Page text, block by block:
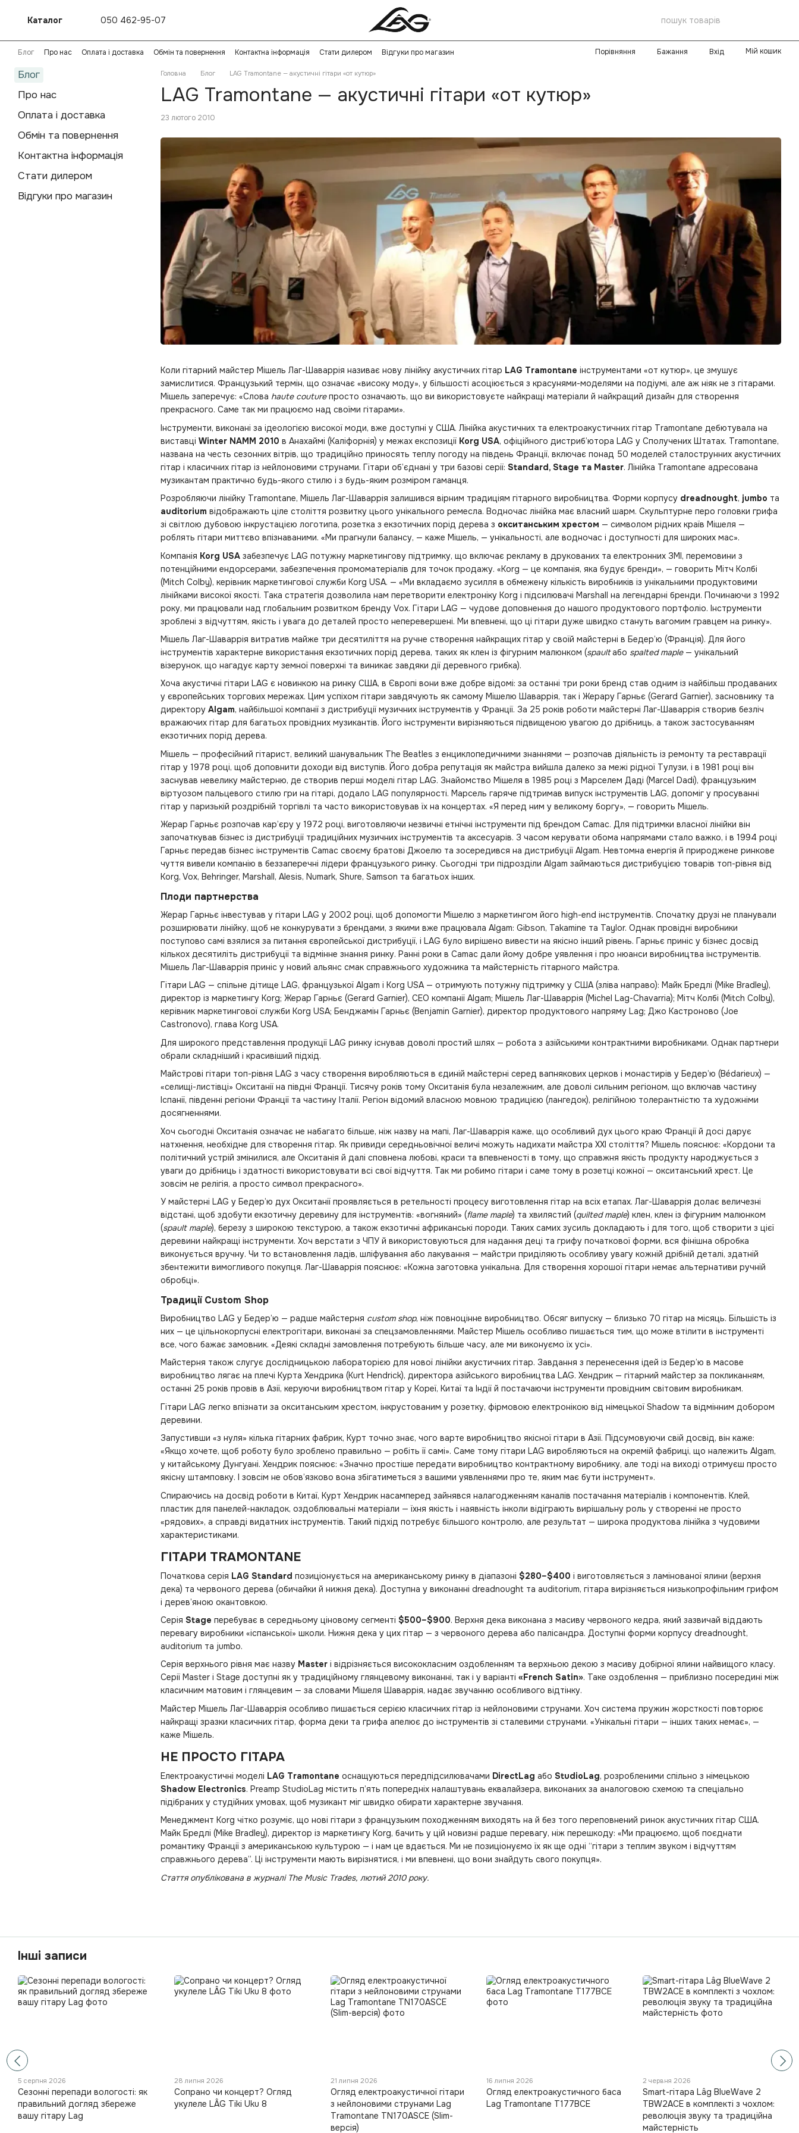
Каталог
050 462-95-07
Блог Про нас Оплата і доставка Обмін та повернення Контактна інформація Стати дилером Відгуки про магазин Порівняння Бажання Вхід Мій кошик
Головна Блог LAG Tramontane — акустичні гітари «от кутюр»
LAG Tramontane — акустичні гітари «от кутюр»
23 лютого 2010
Коли гітарний майстер Мішель Лаг-Шаваррія називає нову лінійку акустичних гітар LAG Tramontane інструментами «от кутюр», це змушує
замислитися. Французький термін, що означає «високу моду», у більшості асоціюється з красунями-моделями на подіумі, але аж ніяк не з гітарами.
Мішель заперечує: «Слова haute coutureпросто означають, що ви використовуєте найкращі матеріали й найкращий дизайн для створення
прекрасного. Саме так ми працюємо над своїми гітарами».
Інструменти, виконані за ідеологією високої моди, вже доступні у США. Лінійка акустичних та електроакустичних гітар Tramontane дебютувала на
виставці Winter NAMM 2010 в Анахаймі (Каліфорнія) у межах експозиції Korg USA, офіційного дистриб’ютора LAG у Сполучених Штатах. Tramontane,
названа на честь сезонних вітрів, що традиційно приносять теплу погоду на південь Франції, включає понад 50 моделей сталострунних акустичних
гітар і класичних гітар із нейлоновими струнами. Гітари об’єднані у три базові серії: Standard, Stage та Master. Лінійка Tramontane адресована
музикантам практично будь-якого стилю і з будь-яким розміром гаманця.
Розробляючи лінійку Tramontane, Мішель Лаг-Шаваррія залишився вірним традиціям гітарного виробництва. Форми корпусу dreadnought, jumbo та
auditorium відображають ціле століття розвитку цього унікального ремесла. Водночас лінійка має власний шарм. Скульптурне перо головки грифа
зі світлою дубовою інкрустацією логотипа, розетка з екзотичних порід дерева з окситанським хрестом — символом рідних країв Мішеля —
роблять гітари миттєво впізнаваними. «Ми прагнули балансу, — каже Мішель, — унікальності, але водночас і доступності для широких мас».
Компанія Korg USA забезпечує LAG потужну маркетингову підтримку, що включає рекламу в друкованих та електронних ЗМІ, перемовини з
потенційними ендорсерами, забезпечення промоматеріалів для точок продажу. «Korg — це компанія, яка будує бренди», — говорить Мітч Колбі
(Mitch Colby), керівник маркетингової служби Korg USA. — «Ми вкладаємо зусилля в обмежену кількість виробників із унікальними продуктовими
лінійками високої якості. Така стратегія дозволила нам перетворити електроніку Korg і підсилювачі Marshall на легендарні бренди. Починаючи з 1992
року, ми працювали над глобальним розвитком бренду Vox. Гітари LAG — чудове доповнення до нашого продуктового портфоліо. Інструменти
зроблені з відчуттям, якість і увага до деталей просто неперевершені. Ми впевнені, що ці гітари дуже швидко стануть вагомим гравцем на ринку».
Мішель Лаг-Шаваррія витратив майже три десятиліття на ручне створення найкращих гітар у своїй майстерні в Бедер’ю (Франція). Для його
інструментів характерне використання екзотичних порід дерева, таких як клен із фігурним малюнком (spaultабо spalted maple— унікальний
візерунок, що нагадує карту земної поверхні та виникає завдяки дії деревного грибка).
Хоча акустичні гітари LAG є новинкою на ринку США, в Європі вони вже добре відомі: за останні три роки бренд став одним із найбільш продаваних
у європейських торгових мережах. Цим успіхом гітари завдячують як самому Мішелю Шаваррія, так і Жерару Гарньє (Gerard Garnier), засновнику та
директору Algam, найбільшої компанії з дистрибуції музичних інструментів у Франції. За 25 років роботи майстерні Лаг-Шаваррія створив безліч
вражаючих гітар для багатьох провідних музикантів. Його інструменти вирізняються підвищеною увагою до дрібниць, а також застосуванням
екзотичних порід дерева.
Мішель — професійний гітарист, великий шанувальник The Beatles з енциклопедичними знаннями — розпочав діяльність із ремонту та реставрації
гітар у 1978 році, щоб доповнити доходи від виступів. Його добра репутація як майстра вийшла далеко за межі рідної Тулузи, і в 1981 році він
заснував невелику майстерню, де створив перші моделі гітар LAG. Знайомство Мішеля в 1985 році з Марселем Даді (Marcel Dadi), французьким
віртуозом пальцевого стилю гри на гітарі, додало LAG популярності. Марсель гаряче підтримав випуск інструментів LAG, допоміг у просуванні
гітар у паризькій роздрібній торгівлі та часто використовував їх на концертах. «Я перед ним у великому боргу», — говорить Мішель.
Жерар Гарньє розпочав кар’єру у 1972 році, виготовляючи незвичні етнічні інструменти під брендом Camac. Для підтримки власної лінійки він
започаткував бізнес із дистрибуції традиційних музичних інструментів та аксесуарів. З часом керувати обома напрямами стало важко, і в 1994 році
Гарньє передав бізнес інструментів Camac своєму братові Джоелю та зосередився на дистрибуції Algam. Невтомна енергія й природжене ринкове
чуття вивели компанію в беззаперечні лідери французького ринку. Сьогодні три підрозділи Algam займаються дистрибуцією товарів топ-рівня від
Korg, Vox, Behringer, Marshall, Alesis, Numark, Shure, Samson та багатьох інших.
Плоди партнерства
Жерар Гарньє інвестував у гітари LAG у 2002 році, щоб допомогти Мішелю з маркетингом його high-end інструментів. Спочатку друзі не планували
розширювати лінійку, щоб не конкурувати з брендами, з якими вже працювала Algam: Gibson, Takamine та Taylor. Однак провідні виробники
поступово самі взялися за питання європейської дистрибуції, і LAG було вирішено вивести на якісно інший рівень. Гарньє приніс у бізнес досвід
кількох десятиліть дистрибуції та відмінне знання ринку. Ранні роки в Camac дали йому добре уявлення і про нюанси виробництва інструментів.
Мішель Лаг-Шаваррія приніс у новий альянс смак справжнього художника та майстерність гітарного майстра.
Гітари LAG — спільне дітище LAG, французької Algam і Korg USA — отримують потужну підтримку у США (зліва направо): Майк Бредлі (Mike Bradley),
директор із маркетингу Korg; Жерар Гарньє (Gerard Garnier), CEO компанії Algam; Мішель Лаг-Шаваррія (Michel Lag-Chavarria); Мітч Колбі (Mitch Colby),
керівник маркетингової служби Korg USA; Бенджамін Гарньє (Benjamin Garnier), директор продуктового напряму Lag; Джо Кастроново (Joe
Castronovo), глава Korg USA.
Для широкого представлення продукції LAG ринку існував доволі простий шлях — робота з азійськими контрактними виробниками. Однак партнери
обрали складніший і красивіший підхід.
Майстрові гітари топ-рівня LAG з часу створення виробляються в єдиній майстерні серед вапнякових церков і монастирів у Бедер’ю (Bédarieux) —
«селищі-листівці» Окситанії на півдні Франції. Тисячу років тому Окситанія була незалежним, але доволі сильним регіоном, що включав частину
Іспанії, південні регіони Франції та частину Італії. Регіон відомий власною мовною традицією (лангедок), релігійною толерантністю та художніми
досягненнями.
Хоч сьогодні Окситанія означає не набагато більше, ніж назву на мапі, Лаг-Шаваррія каже, що особливий дух цього краю Франції й досі дарує
натхнення, необхідне для створення гітар. Як привиди середньовічної величі можуть надихати майстра XXI століття? Мішель пояснює: «Кордони та
політичний устрій змінилися, але Окситанія й далі сповнена любові, краси та впевненості в тому, що справжня якість продукту народжується з
уваги до дрібниць і здатності використовувати всі свої відчуття. Так ми робимо гітари і саме тому в розетці кожної — окситанський хрест. Це
зовсім не релігія, а просто символ прекрасного».
У майстерні LAG у Бедер’ю дух Окситанії проявляється в ретельності процесу виготовлення гітар на всіх етапах. Лаг-Шаваррія долає величезні
відстані, щоб здобути екзотичну деревину для інструментів: «вогняний» (flame maple) та хвилястий (quilted maple) клен, клен із фігурним малюнком
(spault maple), березу з широкою текстурою, а також екзотичні африканські породи. Таких самих зусиль докладають і для того, щоб створити з цієї
деревини найкращі інструменти. Хоч верстати з ЧПУ й використовуються для надання деці та грифу початкової форми, вся фінішна обробка
виконується вручну. Чи то встановлення ладів, шліфування або лакування — майстри приділяють особливу увагу кожній дрібній деталі, здатній
збентежити вимогливого покупця. Лаг-Шаваррія пояснює: «Кожна заготовка унікальна. Для створення хорошої гітари немає альтернативи ручній
обробці».
Традиції Custom Shop
Виробництво LAG у Бедер’ю — радше майстерня custom shop, ніж повноцінне виробництво. Обсяг випуску — близько 70 гітар на місяць. Більшість із
них — це цільнокорпусні електрогітари, виконані за спецзамовленнями. Майстер Мішель особливо пишається тим, що може втілити в інструменті
все, чого бажає замовник. «Деякі складні замовлення потребують більше часу, але ми виконуємо їх усі».
Майстерня також слугує дослідницькою лабораторією для нової лінійки акустичних гітар. Завдання з перенесення ідей із Бедер’ю в масове
виробництво лягає на плечі Курта Хендрика (Kurt Hendrick), директора азійського виробництва LAG. Хендрик — гітарний майстер за покликанням,
останні 25 років провів в Азії, керуючи виробництвом гітар у Кореї, Китаї та Індії й постачаючи інструменти провідним світовим виробникам.
Гітари LAG легко впізнати за окситанським хрестом, інкрустованим у розетку, фірмовою електронікою від німецької Shadow та відмінним добором
деревини.
Запустивши «з нуля» кілька гітарних фабрик, Курт точно знає, чого варте виробництво якісної гітари в Азії. Підсумовуючи свій досвід, він каже:
«Якщо хочете, щоб роботу було зроблено правильно — робіть її самі». Саме тому гітари LAG виробляються на окремій фабриці, що належить Algam,
у китайському Дунгуані. Хендрик пояснює: «Значно простіше передати виробництво контрактному виробнику, але тоді на виході отримуєш просто
якісну штамповку. І зовсім не обов’язково вона збігатиметься з вашими уявленнями про те, яким має бути інструмент».
Спираючись на досвід роботи в Китаї, Курт Хендрик насамперед зайнявся налагодженням каналів постачання матеріалів і компонентів. Клей,
пластик для панелей-накладок, оздоблювальні матеріали — їхня якість і наявність інколи відіграють вирішальну роль у створенні не просто
«рядових», а справді видатних інструментів. Такий підхід потребує більшого контролю, але результат — широка продуктова лінійка з чудовими
характеристиками.
ГІТАРИ TRAMONTANE
Початкова серія LAG Standard позиціонується на американському ринку в діапазоні $280–$400 і виготовляється з ламінованої ялини (верхня
дека) та червоного дерева (обичайки й нижня дека). Доступна у виконанні dreadnought та auditorium, гітара вирізняється низькопрофільним грифом
і дерев’яною окантовкою.
Серія Stage перебуває в середньому ціновому сегменті $500–$900. Верхня дека виконана з масиву червоного кедра, який зазвичай віддають
перевагу виробники «іспанської» школи. Нижня дека у цих гітар — з червоного дерева або палісандра. Доступні форми корпусу dreadnought,
auditorium та jumbo.
Серія верхнього рівня має назву Master і відрізняється висококласним оздобленням та верхньою декою з масиву добірної ялини найвищого класу.
Серії Master і Stage доступні як у традиційному глянцевому виконанні, так і у варіанті «French Satin». Таке оздоблення — приблизно посередині між
класичним матовим і глянцевим — за словами Мішеля Шаваррія, надає звучанню особливого відтінку.
Майстер Мішель Лаг-Шаваррія особливо пишається серією класичних гітар із нейлоновими струнами. Хоч система пружин жорсткості повторює
найкращі зразки класичних гітар, форма деки та грифа апелює до інструментів зі сталевими струнами. «Унікальні гітари — інших таких немає», —
каже Мішель.
НЕ ПРОСТО ГІТАРА
Електроакустичні моделі LAG Tramontane оснащуються передпідсилювачами DirectLag або StudioLag, розробленими спільно з німецькою
Shadow Electronics. Preamp StudioLag містить п’ять попередніх налаштувань еквалайзера, виконаних за аналоговою схемою та спеціально
підібраних у студійних умовах, щоб музикант міг швидко обирати характерне звучання.
Менеджмент Korg чітко розуміє, що нові гітари з французьким походженням виходять на й без того переповнений ринок акустичних гітар США.
Майк Бредлі (Mike Bradley), директор із маркетингу Korg, бачить у цій новизні радше перевагу, ніж перешкоду: «Ми працюємо, щоб поєднати
романтику Франції з американською культурою — і нам це вдається. Ми не позиціонуємо їх як ще одні “гітари з теплим звуком і відчуттям
справжнього дерева”. Ці інструменти мають вирізнятися, і ми впевнені, що вони знайдуть свого покупця».
Стаття опублікована в журналі The Music Trades, лютий 2010 року.
Блог
Про нас
Оплата і доставка
Обмін та повернення
Контактна інформація
Стати дилером
Відгуки про магазин
Інші записи
5 серпня 2026
Сезонні перепади вологості: як
правильний догляд збереже
вашу гітару Lag
28 липня 2026
Сопрано чи концерт? Огляд
укулеле LÂG Tiki Uku 8
21 липня 2026
Огляд електроакустичної гітари
з нейлоновими струнами Lag
Tramontane TN170ASCE (Slim-
версія)
16 липня 2026
Огляд електроакустичного баса
Lag Tramontane T177BCE
2 червня 2026
Smart-гітара Lâg BlueWave 2
TBW2ACE в комплекті з чохлом:
революція звуку та традиційна
майстерність